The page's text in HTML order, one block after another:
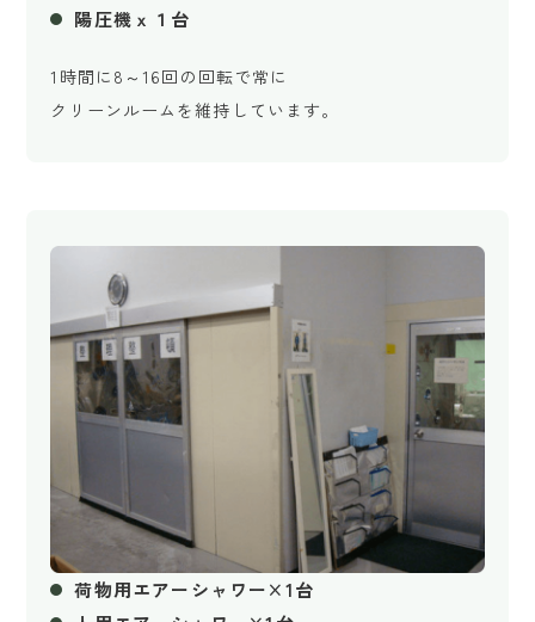
陽圧機ｘ１台
1時間に8～16回の回転で常に
クリーンルームを維持しています。
荷物用エアーシャワー×1台